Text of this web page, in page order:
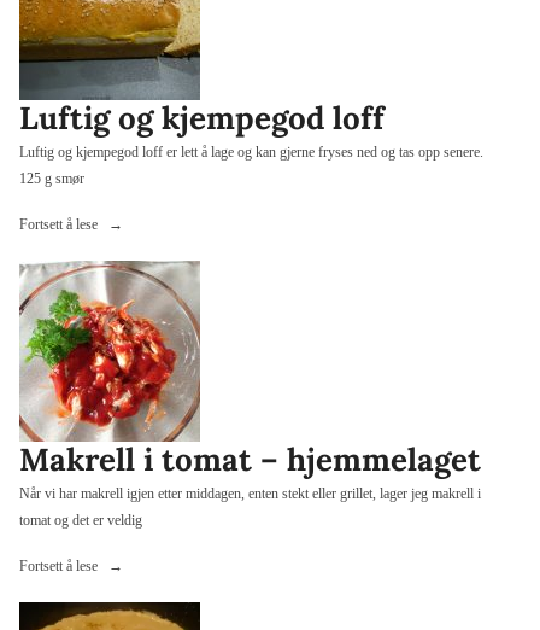
Luftig og kjempegod loff
Luftig og kjempegod loff er lett å lage og kan gjerne fryses ned og tas opp senere.
125 g smør
Fortsett å lese
«Luftig
kjempegod
loff»
Makrell i tomat – hjemmelaget
Når vi har makrell igjen etter middagen, enten stekt eller grillet, lager jeg makrell i
tomat og det er veldig
Fortsett å lese
«Makrell
tomat